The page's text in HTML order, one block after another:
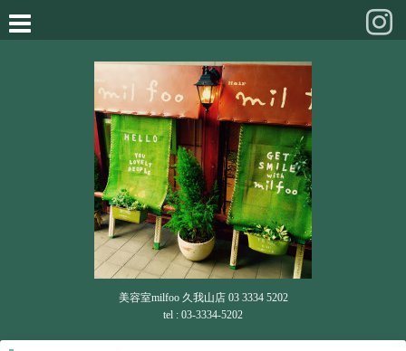
美容室milfoo 久我山店 03 3334 5202
tel : 03-3334-5202